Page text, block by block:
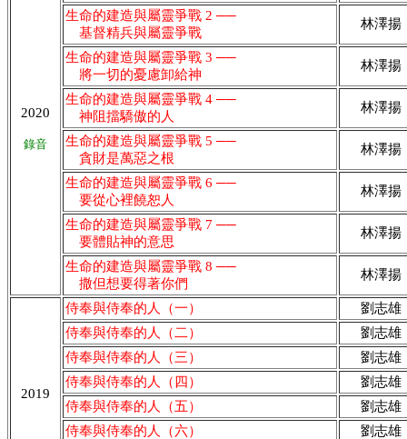
2020
錄音
生命的建造與屬靈爭戰 2 ──
基督精兵與屬靈爭戰
林澤揚
生命的建造與屬靈爭戰 3 ──
將一切的憂慮卸給神
林澤揚
生命的建造與屬靈爭戰 4 ──
神阻擋驕傲的人
林澤揚
生命的建造與屬靈爭戰 5 ──
貪財是萬惡之根
林澤揚
生命的建造與屬靈爭戰 6 ──
要從心裡饒恕人
林澤揚
生命的建造與屬靈爭戰 7 ──
要體貼神的意思
林澤揚
生命的建造與屬靈爭戰 8 ──
撒但想要得著你們
林澤揚
2019
侍奉與侍奉的人（一）
劉志雄
侍奉與侍奉的人（二）
劉志雄
侍奉與侍奉的人（三）
劉志雄
侍奉與侍奉的人（四）
劉志雄
侍奉與侍奉的人（五）
劉志雄
侍奉與侍奉的人（六）
劉志雄